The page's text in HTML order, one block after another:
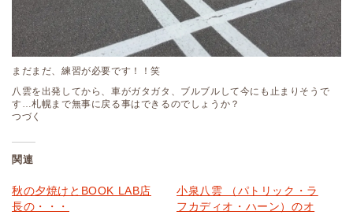
まだまだ、練習が必要です！！笑
八雲を出発してから、車がガタガタ、ブルブルして今にも止まりそうで
す…札幌まで無事に戻る事はできるのでしょうか？
つづく
関連
秋の夕焼けとBOOK LAB店
長の・・・
小泉八雲 （パトリック・ラ
フカディオ・ハーン）のオ